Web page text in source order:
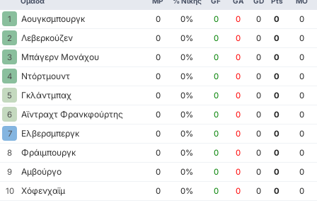
1 Αουγκσμπουργκ 0 0% 0 0 0 0
0
2
Λεβερκούζεν 0 0% 0 0 0 0
0
3
Μπάγερν Μονάχου 0 0% 0 0 0 0
0
4
Ντόρτμουντ 0 0% 0 0 0 0
0
5
Γκλάντμπαχ 0 0% 0 0 0 0
0
6
Αϊντραχτ Φρανκφούρτης 0 0% 0 0 0 0
0
7
Ελβερσμπεργκ 0 0% 0 0 0 0
0
8
Φράιμπουργκ 0 0% 0 0 0 0
0
9
Αμβούργο 0 0% 0 0 0 0
0
10
Χόφενχαϊμ 0 0% 0 0 0 0
0